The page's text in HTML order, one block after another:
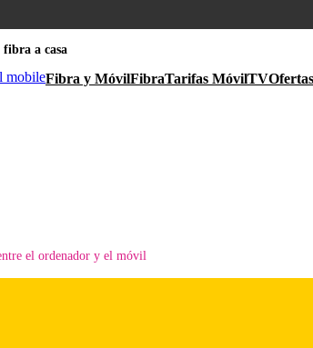
fibra a casa
Fibra y MóvilFibraTarifas MóvilTVOfertas
el ordenador y el móvil